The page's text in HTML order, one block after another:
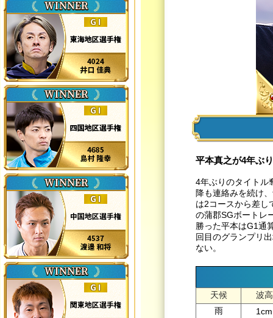
平本真之が4年ぶ
4年ぶりのタイトル
降も連絡みを続け
は2コースから差し
の蒲郡SGボートレ
勝った平本はG1通
回目のグランプリ
ない。
天候
波高
雨
1cm